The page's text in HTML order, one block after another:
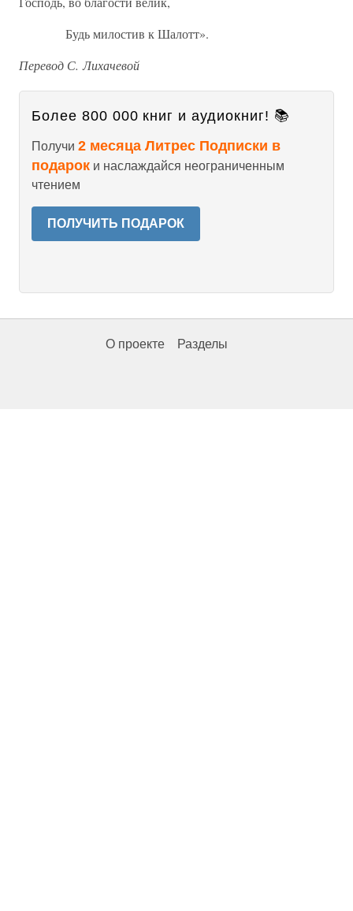
Будь милостив к Шалотт».
Перевод С. Лихачевой
Более 800 000 книг и аудиокниг! 📚
Получи 2 месяца Литрес Подписки в
подарок и наслаждайся неограниченным
чтением
ПОЛУЧИТЬ ПОДАРОК
О проекте Разделы